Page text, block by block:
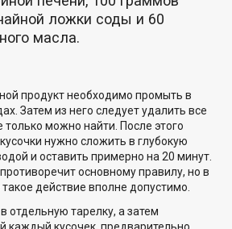
ложки соды и 60
масла.
продукт необходимо промыть в
Затем из него следует удалить все
только можно найти. После этого
нужно сложить в глубокую
и оставить примерно на 20 минут.
основному правилу, но в
действие вполне допустимо.
отдельную тарелку, а затем